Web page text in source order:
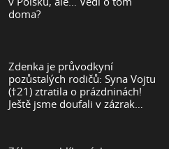
doma?
Zdenka je průvodkyní
pozůstalých rodičů: Syna Vojtu
(†21) ztratila o prázdninách!
Ještě jsme doufali v zázrak…